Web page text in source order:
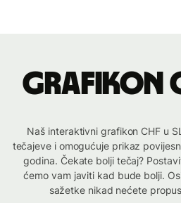
Grafikon
Naš interaktivni grafikon CHF u
tečajeve i omogućuje prikaz
godina. Čekate bolji tečaj?
ćemo vam javiti kad bude bolji.
sažetke nikad nećete